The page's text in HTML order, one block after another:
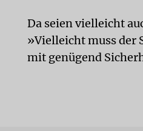
Da seien vielleicht
»Vielleicht muss der
mit genügend